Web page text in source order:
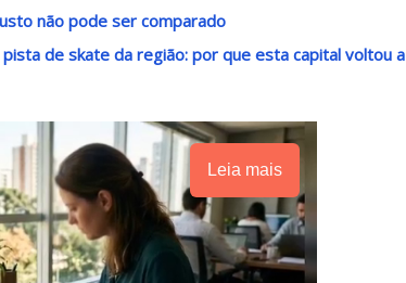
não pode ser comparado
de skate da região: por que esta capital voltou a
Leia mais